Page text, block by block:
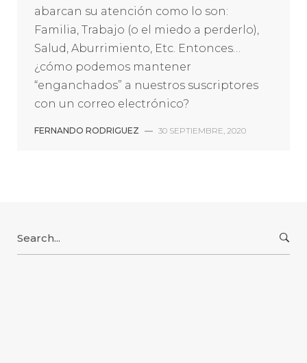
abarcan su atención como lo son:
Familia, Trabajo (o el miedo a perderlo),
Salud, Aburrimiento, Etc. Entonces…
¿cómo podemos mantener
“enganchados” a nuestros suscriptores
con un correo electrónico?
FERNANDO RODRIGUEZ — 30 SEPTIEMBRE, 2020
for: